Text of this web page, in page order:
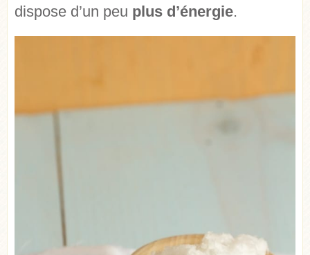
dispose d’un peu plus d’énergie.